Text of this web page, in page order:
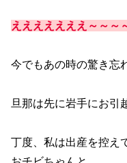
えええええええ～～～
今でもあの時の驚き忘
旦那は先に岩手にお引
丁度、私は出産を控え